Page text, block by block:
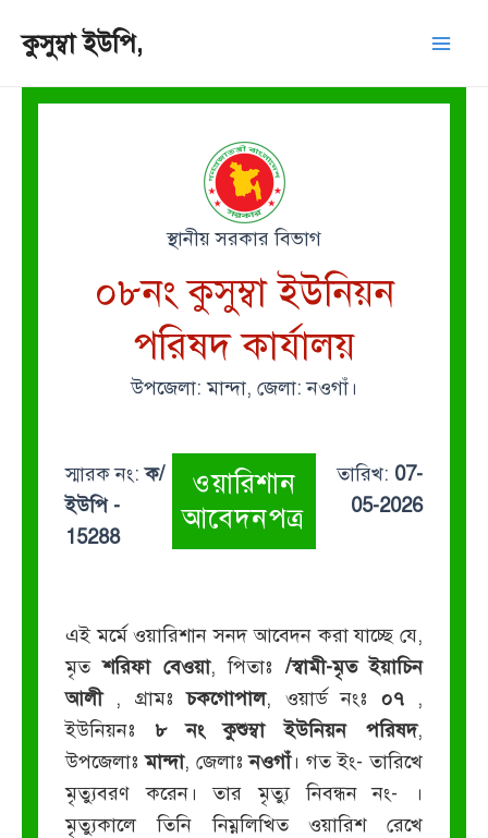
কুসুম্বা ইউপি,
স্থানীয় সরকার বিভাগ
০৮নং কুসুম্বা ইউনিয়ন
পরিষদ কার্যালয়
উপজেলা: মান্দা, জেলা: নওগাঁ।
স্মারক নং:ক/
ইউপি -
15288
ওয়ারিশান
আবেদনপত্র
তারিখ: 07-
05-2026
এই মর্মে ওয়ারিশান সনদ আবেদন করা যাচ্ছে যে,
মৃতশরিফা বেওয়া, পিতাঃ/স্বামী-মৃত ইয়াচিন
আলী, গ্রামঃচকগোপাল, ওয়ার্ড নংঃ ০৭ ,
ইউনিয়নঃ ৮ নং কুশুম্বা ইউনিয়ন পরিষদ,
উপজেলাঃমান্দা, জেলাঃনওগাঁ। গত ইং-তারিখে
মৃত্যুবরণ করেন। তার মৃত্যু নিবন্ধন নং-
।
মৃত্যুকালে তিনি নিম্নলিখিত ওয়ারিশ রেখে